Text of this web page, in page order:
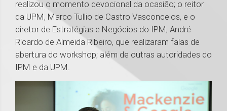
realizou o momento devocional da ocasião; o reitor
da UPM, Marco Tullio de Castro Vasconcelos, e o
diretor de Estratégias e Negócios do IPM, André
Ricardo de Almeida Ribeiro, que realizaram falas de
abertura do workshop; além de outras autoridades do
IPM e da UPM.